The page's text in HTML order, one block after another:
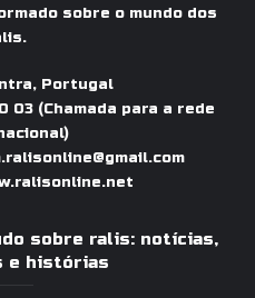
sobre o mundo dos
Portugal
03(Chamada para a rede
sobre ralis: notícias,
e histórias